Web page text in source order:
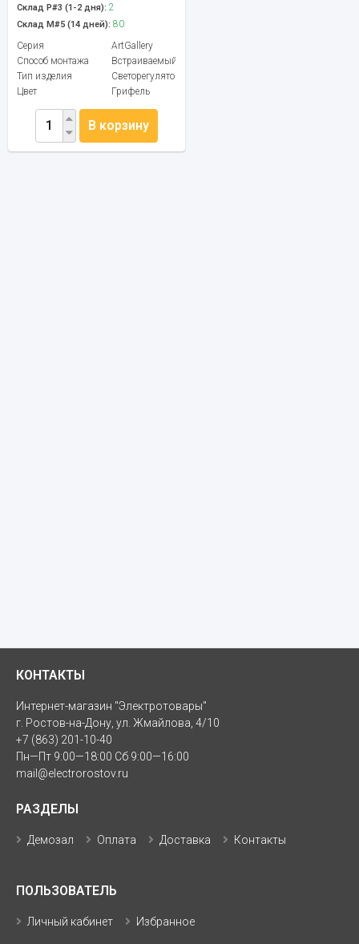
Склад Р#3 (1-2 дня): 2
Склад М#5 (14 дней): 80
Серия
ArtGallery
Способ монтажа
Встраиваемый
Тип изделия
Светорегулятор
Цвет
Грифель
В корзину
КОНТАКТЫ
Интернет-магазин "Электротовары"
г. Ростов-на-Дону, ул. Жмайлова, 4/10
+7 (863) 201-10-40
Пн—Пт 9:00—18:00 Сб 9:00—16:00
mail@electrorostov.ru
РАЗДЕЛЫ
Демозал Оплата Доставка Контакты
ПОЛЬЗОВАТЕЛЬ
Личный кабинет Избранное